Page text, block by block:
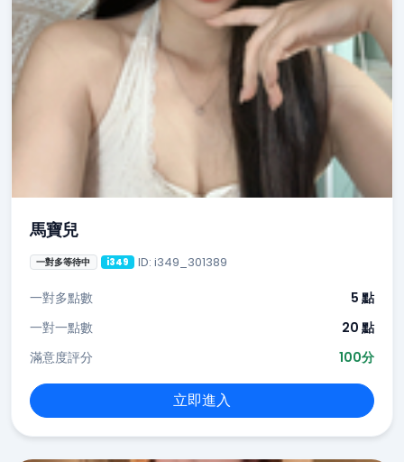
馬寶兒
一對多等待中 i349 ID: i349_301389
一對多點數
5 點
一對一點數
20 點
滿意度評分
100分
立即進入